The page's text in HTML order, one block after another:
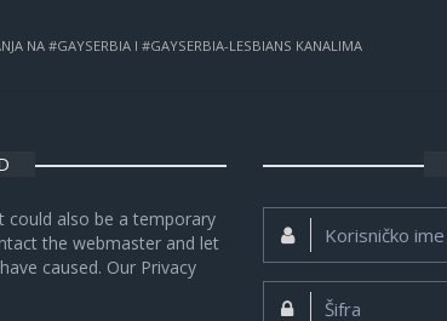
NA #GAYSERBIA I #GAYSERBIA-LESBIANS KANALIMA
could also be a temporary
the webmaster and let
caused. Our Privacy
Korisničko
Šifra: